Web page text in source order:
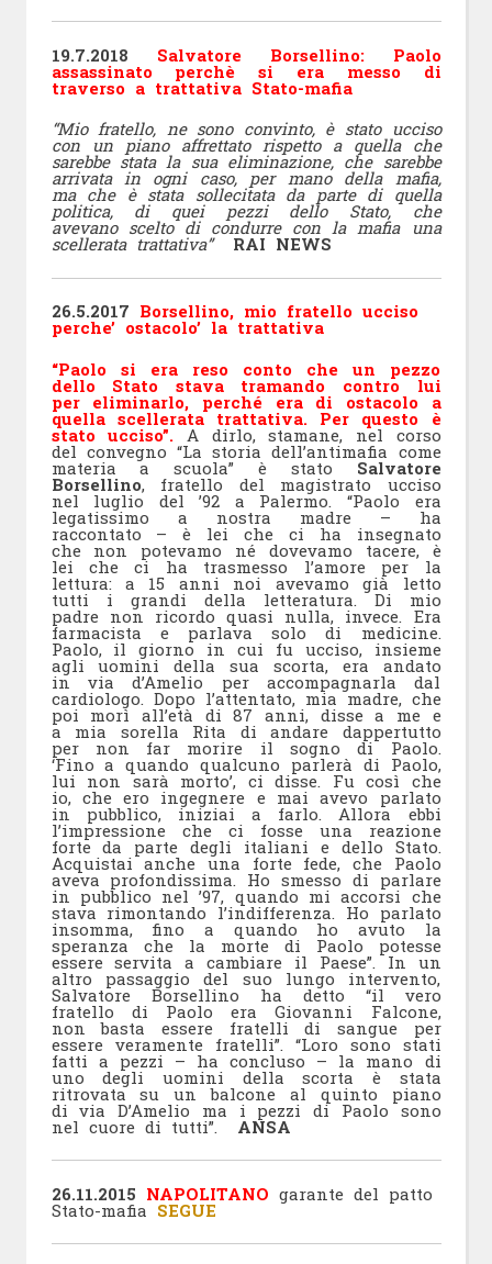
19.7.2018 Salvatore Borsellino: Paolo
assassinato perchè si era messo di
traverso a trattativa Stato-mafia
“Mio fratello, ne sono convinto, è stato ucciso
con un piano affrettato rispetto a quella che
sarebbe stata la sua eliminazione, che sarebbe
arrivata in ogni caso, per mano della mafia,
ma che è stata sollecitata da parte di quella
politica, di quei pezzi dello Stato, che
avevano scelto di condurre con la mafia una
scellerata trattativa” RAI NEWS
26.5.2017 Borsellino, mio fratello ucciso
perche’ ostacolo’ la trattativa
“Paolo si era reso conto che un pezzo
dello Stato stava tramando contro lui
per eliminarlo, perché era di ostacolo a
quella scellerata trattativa. Per questo è
stato ucciso”. A dirlo, stamane, nel corso
del convegno “La storia dell’antimafia come
materia a scuola” è stato Salvatore
Borsellino, fratello del magistrato ucciso
nel luglio del ’92 a Palermo. “Paolo era
legatissimo a nostra madre – ha
raccontato – è lei che ci ha insegnato
che non potevamo né dovevamo tacere, è
lei che ci ha trasmesso l’amore per la
lettura: a 15 anni noi avevamo già letto
tutti i grandi della letteratura. Di mio
padre non ricordo quasi nulla, invece. Era
farmacista e parlava solo di medicine.
Paolo, il giorno in cui fu ucciso, insieme
agli uomini della sua scorta, era andato
in via d’Amelio per accompagnarla dal
cardiologo. Dopo l’attentato, mia madre, che
poi morì all’età di 87 anni, disse a me e
a mia sorella Rita di andare dappertutto
per non far morire il sogno di Paolo.
‘Fino a quando qualcuno parlerà di Paolo,
lui non sarà morto’, ci disse. Fu così che
io, che ero ingegnere e mai avevo parlato
in pubblico, iniziai a farlo. Allora ebbi
l’impressione che ci fosse una reazione
forte da parte degli italiani e dello Stato.
Acquistai anche una forte fede, che Paolo
aveva profondissima. Ho smesso di parlare
in pubblico nel ’97, quando mi accorsi che
stava rimontando l’indifferenza. Ho parlato
insomma, fino a quando ho avuto la
speranza che la morte di Paolo potesse
essere servita a cambiare il Paese”. In un
altro passaggio del suo lungo intervento,
Salvatore Borsellino ha detto “il vero
fratello di Paolo era Giovanni Falcone,
non basta essere fratelli di sangue per
essere veramente fratelli”. “Loro sono stati
fatti a pezzi – ha concluso – la mano di
uno degli uomini della scorta è stata
ritrovata su un balcone al quinto piano
di via D’Amelio ma i pezzi di Paolo sono
nel cuore di tutti”. ANSA
26.11.2015 NAPOLITANO garante del patto
Stato-mafia SEGUE